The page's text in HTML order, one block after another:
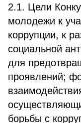
2.1. Цели
молодежи к
коррупции, к
социальной
для
проявлений;
борьбы с